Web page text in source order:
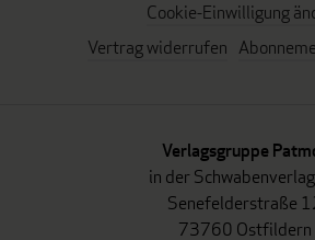
Cookie-Einwilligung
Vertrag widerrufen
Verlagsgruppe
in der
Senefelderstraße
73760 Ostfildern